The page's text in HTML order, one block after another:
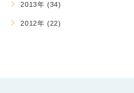
2013年 (34)
2012年 (22)